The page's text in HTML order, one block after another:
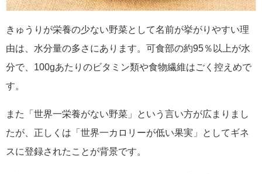
きゅうりが栄養の少ない野菜として名前が挙がりやすい理
由は、水分量の多さにあります。可食部の約95％以上が水
分で、100gあたりのビタミン類や食物繊維はごく控えめで
す。
また「世界一栄養がない野菜」という言い方が広まりまし
たが、正しくは「世界一カロリーが低い果実」としてギネ
スに登録されたことが背景です。